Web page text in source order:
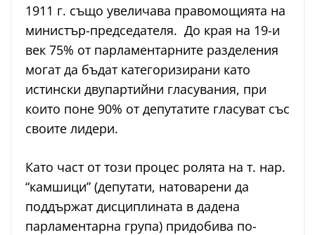
1911 г. също увеличава правомощията на
министър-председателя. До края на 19-и
век 75% от парламентарните разделения
могат да бъдат категоризирани като
истински двупартийни гласувания, при
които поне 90% от депутатите гласуват със
своите лидери.
Като част от този процес ролята на т. нар.
“камшици” (депутати, натоварени да
поддържат дисциплината в дадена
парламентарна група) придобива по-